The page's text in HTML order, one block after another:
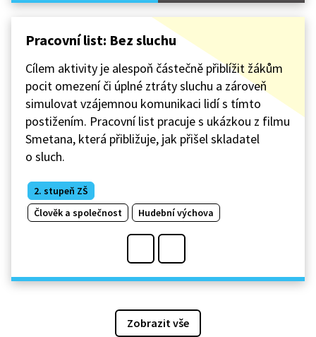
Pracovní list: Bez sluchu
Cílem aktivity je alespoň částečně přiblížit žákům
pocit omezení či úplné ztráty sluchu a zároveň
simulovat vzájemnou komunikaci lidí s tímto
postižením. Pracovní list pracuje s ukázkou z filmu
Smetana, která přibližuje, jak přišel skladatel
o sluch.
2. stupeň ZŠ
Člověk a společnost
Hudební výchova
Zobrazit vše